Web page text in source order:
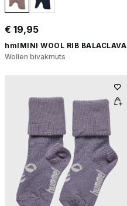
€ 19,95
hmlMINI WOOL RIB BALACLAVA
Wollen bivakmuts